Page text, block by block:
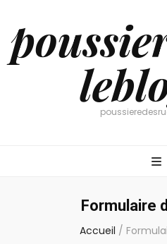
Formulaire
Accueil /